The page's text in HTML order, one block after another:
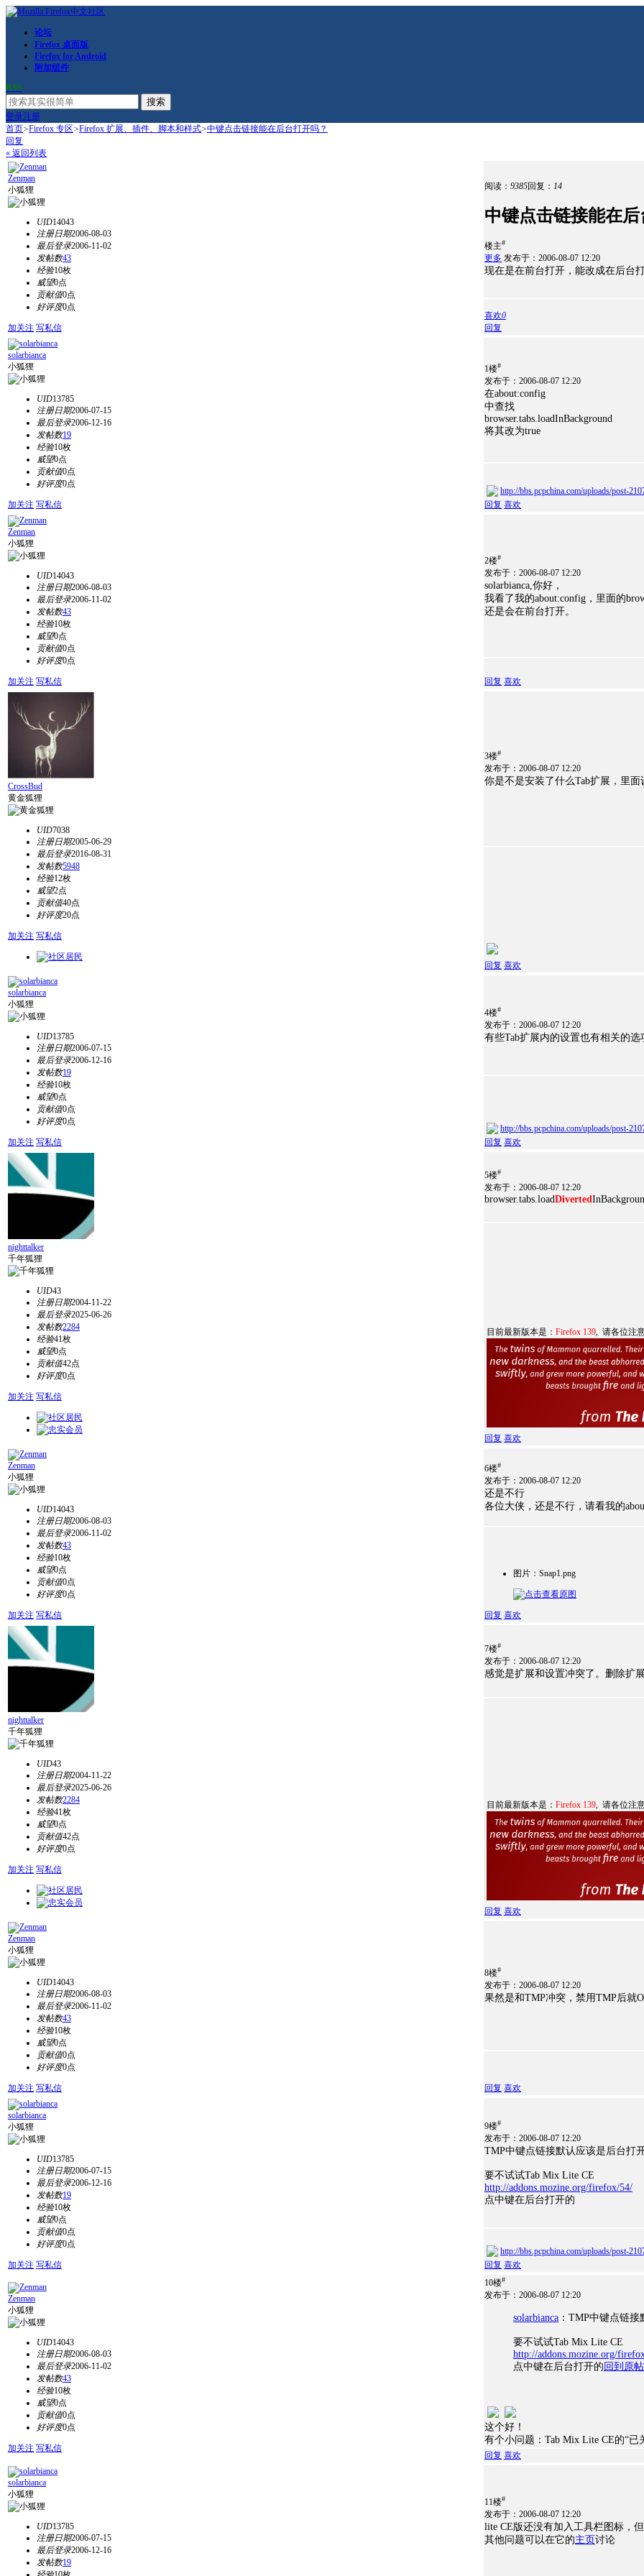
论坛
Firefox 桌面版
Firefox for Android
附加组件
RSS
搜索
登录注册
首页>Firefox 专区>Firefox 扩展、插件、脚本和样式>中键点击链接能在后台打开吗？
回复
« 返回列表
Zenman
小狐狸
UID14043
注册日期2006-08-03
最后登录2006-11-02
发帖数43
经验10枚
威望0点
贡献值0点
好评度0点
加关注 写私信
阅读： 9385回复： 14
中键点击链接能在后
楼主#
更多 发布于：2006-08-07 12:20
现在是在前台打开，能改成在后台
喜欢0
回复
solarbianca
小狐狸
UID13785
注册日期2006-07-15
最后登录2006-12-16
发帖数19
经验10枚
威望0点
贡献值0点
好评度0点
加关注 写私信
1楼#
发布于：2006-08-07 12:20
在about:config
中查找
browser.tabs.loadInBackground
将其改为true
http://bbs.pcpchina.com/uploads/post-
回复 喜欢
Zenman
小狐狸
UID14043
注册日期2006-08-03
最后登录2006-11-02
发帖数43
经验10枚
威望0点
贡献值0点
好评度0点
加关注 写私信
2楼#
发布于：2006-08-07 12:20
solarbianca,你好，
我看了我的about:config，里面的
还是会在前台打开。
回复 喜欢
CrossBud
黄金狐狸
UID7038
注册日期2005-06-29
最后登录2016-08-31
发帖数5948
经验12枚
威望2点
贡献值40点
好评度20点
加关注 写私信
3楼#
发布于：2006-08-07 12:20
你是不是安装了什么Tab扩展，里面
回复 喜欢
solarbianca
小狐狸
UID13785
注册日期2006-07-15
最后登录2006-12-16
发帖数19
经验10枚
威望0点
贡献值0点
好评度0点
加关注 写私信
4楼#
发布于：2006-08-07 12:20
有些Tab扩展内的设置也有相关的
http://bbs.pcpchina.com/uploads/post-
回复 喜欢
nighttalker
千年狐狸
UID43
注册日期2004-11-22
最后登录2025-06-26
发帖数2284
经验41枚
威望0点
贡献值42点
好评度0点
加关注 写私信
5楼#
发布于：2006-08-07 12:20
browser.tabs.loadDiverted
目前最新版本是： Firefox 139, 请各位注
回复 喜欢
Zenman
小狐狸
UID14043
注册日期2006-08-03
最后登录2006-11-02
发帖数43
经验10枚
威望0点
贡献值0点
好评度0点
加关注 写私信
6楼#
发布于：2006-08-07 12:20
还是不行
各位大侠，还是不行，请看我的
图片：Snap1.png
回复 喜欢
nighttalker
千年狐狸
UID43
注册日期2004-11-22
最后登录2025-06-26
发帖数2284
经验41枚
威望0点
贡献值42点
好评度0点
加关注 写私信
7楼#
发布于：2006-08-07 12:20
感觉是扩展和设置冲突了。删除扩
目前最新版本是： Firefox 139, 请各位注
回复 喜欢
Zenman
小狐狸
UID14043
注册日期2006-08-03
最后登录2006-11-02
发帖数43
经验10枚
威望0点
贡献值0点
好评度0点
加关注 写私信
8楼#
发布于：2006-08-07 12:20
果然是和TMP冲突，禁用TMP后就
回复 喜欢
solarbianca
小狐狸
UID13785
注册日期2006-07-15
最后登录2006-12-16
发帖数19
经验10枚
威望0点
贡献值0点
好评度0点
加关注 写私信
9楼#
发布于：2006-08-07 12:20
TMP中键点链接默认应该是后台打
要不试试Tab Mix Lite CE
http://addons.mozine.org/firefox/54/
点中键在后台打开的
http://bbs.pcpchina.com/uploads/post-
回复 喜欢
Zenman
小狐狸
UID14043
注册日期2006-08-03
最后登录2006-11-02
发帖数43
经验10枚
威望0点
贡献值0点
好评度0点
加关注 写私信
10楼#
发布于：2006-08-07 12:20
solarbianca ：TMP中键点链
要不试试Tab Mix Lite CE
http://addons.mozine.org/
点中键在后台打开的 回到原帖
这个好！
有个小问题：Tab Mix Lite CE的“已
回复 喜欢
solarbianca
小狐狸
UID13785
注册日期2006-07-15
最后登录2006-12-16
发帖数19
11楼#
发布于：2006-08-07 12:20
lite CE版还没有加入工具栏图标，
其他问题可以在它的主页讨论